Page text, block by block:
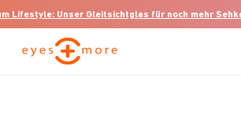
Lifestyle: Unser Gleitsichtglas für noch mehr